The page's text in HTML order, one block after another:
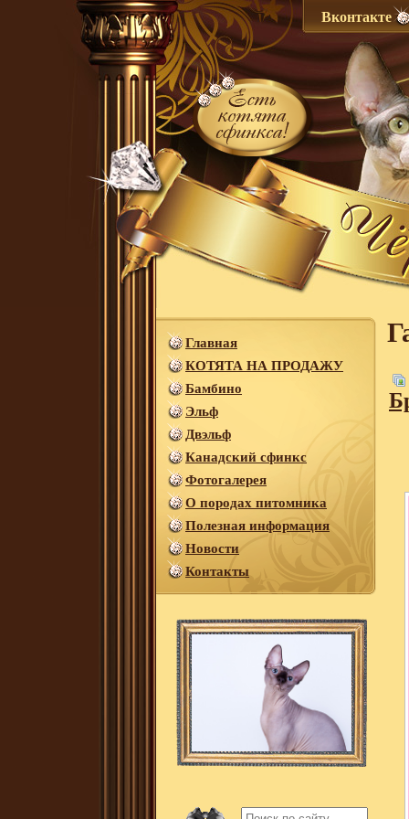
Вконтакте
Главная
КОТЯТА НА ПРОДАЖУ
Бамбино
Эльф
Двэльф
Канадский сфинкс
Фотогалерея
О породах питомника
Полезная информация
Новости
Контакты